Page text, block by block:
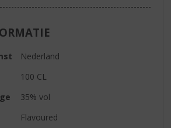
Nederland
100 CL
35% vol
Flavoured